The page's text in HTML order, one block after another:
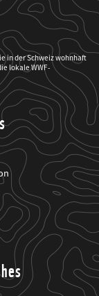
in der Schweiz wohnhaft
lokale WWF-